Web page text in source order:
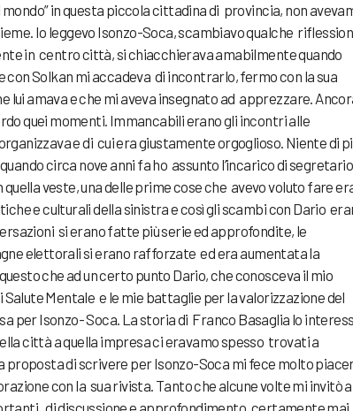
mondo” in questa piccola cittadina di provincia, non
Io leggevo Isonzo-Soca, scambiavo qualche
in centro città, si chiacchierava amabilmente quando
Solkan mi accadeva di incontrarlo, fermo con la sua
amava e che mi aveva insegnato ad apprezzare.
quei momenti. Immancabili erano gli incontri alle
e di cui era giustamente orgoglioso. Niente di
circa nove anni fa ho assunto l’incarico di
veste, una delle prime cose che avevo voluto fare
e culturali della sinistra e così gli scambi con Dario
si erano fatte più serie ed approfondite, le
elettorali si erano rafforzate ed era aumentata la
che ad un certo punto Dario, che conosceva il mio
Mentale e le mie battaglie per la valorizzazione del
per Isonzo- Soca. La storia di Franco Basaglia lo
città a quella impresa ci eravamo spesso trovati a
proposta di scrivere per Isonzo-Soca mi fece molto
con la sua rivista. Tanto che alcune volte mi invitò
di discussione e approfondimento, certamente mai